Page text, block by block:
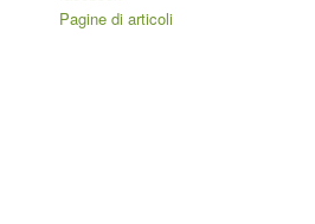
Pagine di articoli